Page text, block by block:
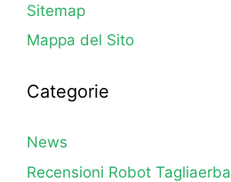
Sitemap
Mappa del Sito
Categorie
News
Recensioni Robot Tagliaerba